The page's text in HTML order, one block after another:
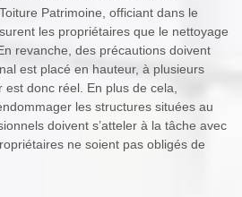
Patrimoine, officiant dans le
les propriétaires que le nettoyage
revanche, des précautions doivent
est placé en hauteur, à plusieurs
donc réel. En plus de cela,
les structures situées au
doivent s’atteler à la tâche avec
ne soient pas obligés de